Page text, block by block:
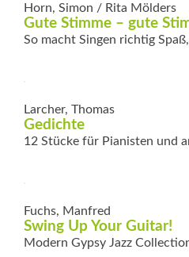
Horn, Simon / Rita Mölders
Gute Stimme – gute
So macht Singen richtig
Larcher, Thomas
Gedichte
12 Stücke für Pianisten und
Fuchs, Manfred
Swing Up Your Guitar!
Modern Gypsy Jazz